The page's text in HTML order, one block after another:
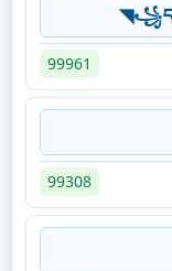
99961
99308